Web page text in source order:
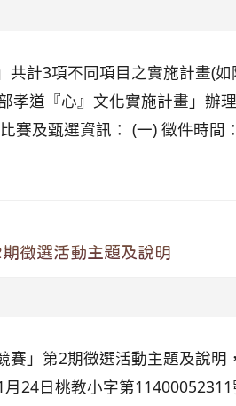
計3項不同項目之實施計畫(
孝道『心』文化實施計畫」辦
賽及甄選資訊： (一) 徵件時間
徵選活動主題及說明
」第2期徵選活動主題及說明
24日桃教小字第